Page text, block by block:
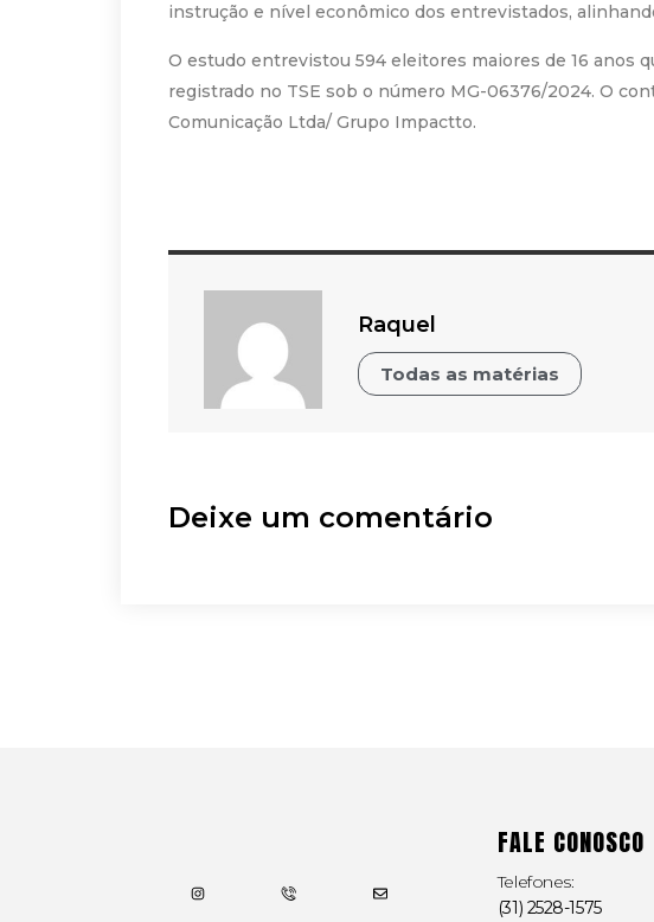
instrução e nível econômico dos entrevistados,
O estudo entrevistou 594 eleitores maiores de 16 anos
registrado no TSE sob o número MG-06376/2024. O
Comunicação Ltda/ Grupo Impactto.
Raquel
Todas as matérias
Deixe um comentário
FALE CONOSCO
Telefones:
(31) 2528-1575